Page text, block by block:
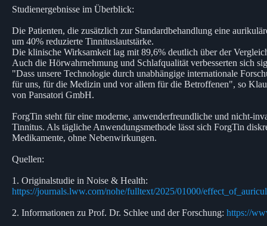
Studienergebnisse im Überblick:
Die Patienten, die zusätzlich zur Standardbehandlung eine
um 40% reduzierte Tinnituslautstärke.
Die klinische Wirksamkeit lag mit 89,6% deutlich über der
Auch die Hörwahrnehmung und Schlafqualität verbesserten sich
"Dass unsere Technologie durch unabhängige internationale
für uns, für die Medizin und vor allem für die Betroffenen", so
von Pansatori GmbH.
ForgTin steht für eine moderne, anwenderfreundliche und nicht-
Tinnitus. Als tägliche Anwendungsmethode lässt sich ForgTin
Medikamente, ohne Nebenwirkungen.
Quellen:
1. Originalstudie in Noise & Health:
https://journals.lww.com/nohe/fulltext/2025/01000/
2. Informationen zu Prof. Dr. Schlee und der Forschung: https://